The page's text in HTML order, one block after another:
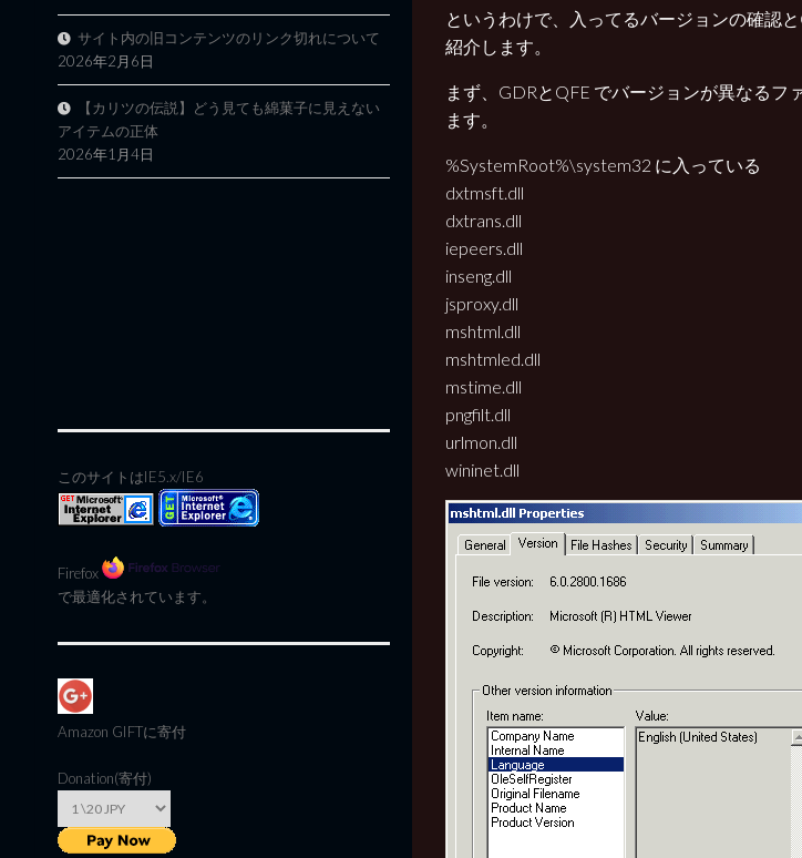
というわけで、入ってるバージョンの確認
紹介します。
まず、GDRとQFE でバージョンが異なるフ
ます。
%SystemRoot%\system32 に入っている
dxtmsft.dll
dxtrans.dll
iepeers.dll
inseng.dll
jsproxy.dll
mshtml.dll
mshtmled.dll
mstime.dll
pngfilt.dll
urlmon.dll
wininet.dll
サイト内の旧コンテンツのリンク切れについて
2026年2月6日
【カリツの伝説】どう見ても綿菓子に見えない
アイテムの正体
2026年1月4日
このサイトはIE5.x/IE6
Firefox
で最適化されています。
Amazon GIFTに寄付
Donation(寄付)